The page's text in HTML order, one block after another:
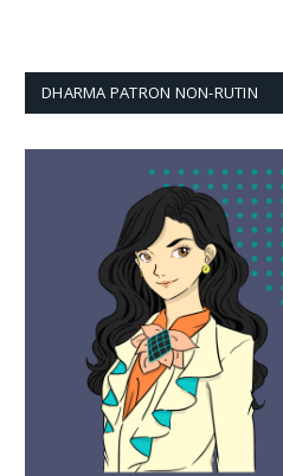
DHARMA PATRON NON-RUTIN